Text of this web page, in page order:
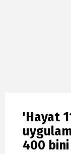
'Hayat
400